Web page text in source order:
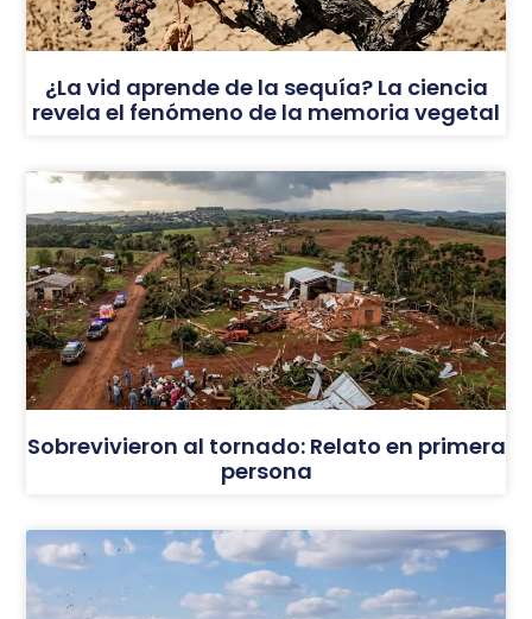
¿La vid aprende de la sequía? La ciencia
revela el fenómeno de la memoria vegetal
Sobrevivieron al tornado: Relato en primera
persona